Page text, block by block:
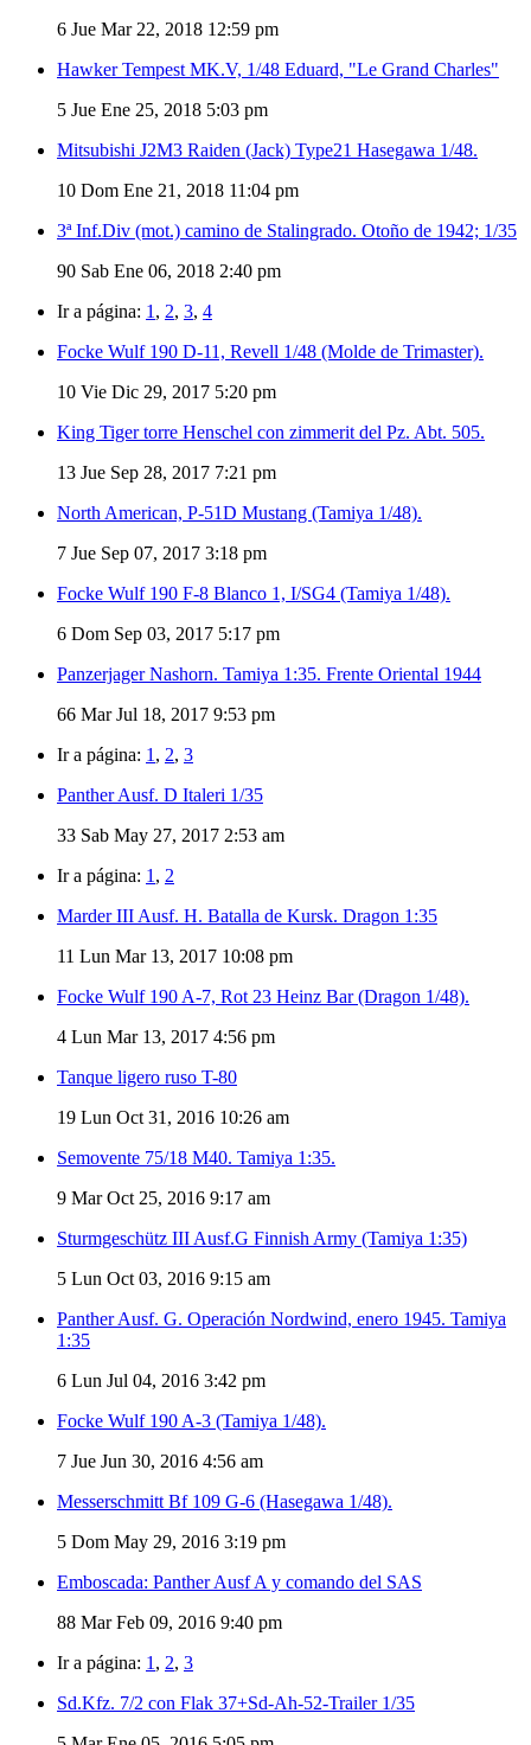
6 Jue Mar 22, 2018 12:59 pm
Hawker Tempest MK.V, 1/48 Eduard, "Le Grand Charles"
5 Jue Ene 25, 2018 5:03 pm
Mitsubishi J2M3 Raiden (Jack) Type21 Hasegawa 1/48.
10 Dom Ene 21, 2018 11:04 pm
3ª Inf.Div (mot.) camino de Stalingrado. Otoño de 1942; 1/35
90 Sab Ene 06, 2018 2:40 pm
Ir a página: 1 , 2, 3, 4
Focke Wulf 190 D-11, Revell 1/48 (Molde de Trimaster).
10 Vie Dic 29, 2017 5:20 pm
King Tiger torre Henschel con zimmerit del Pz. Abt. 505.
13 Jue Sep 28, 2017 7:21 pm
North American, P-51D Mustang (Tamiya 1/48).
7 Jue Sep 07, 2017 3:18 pm
Focke Wulf 190 F-8 Blanco 1, I/SG4 (Tamiya 1/48).
6 Dom Sep 03, 2017 5:17 pm
Panzerjager Nashorn. Tamiya 1:35. Frente Oriental 1944
66 Mar Jul 18, 2017 9:53 pm
Ir a página: 1 , 2, 3
Panther Ausf. D Italeri 1/35
33 Sab May 27, 2017 2:53 am
Ir a página: 1 , 2
Marder III Ausf. H. Batalla de Kursk. Dragon 1:35
11 Lun Mar 13, 2017 10:08 pm
Focke Wulf 190 A-7, Rot 23 Heinz Bar (Dragon 1/48).
4 Lun Mar 13, 2017 4:56 pm
Tanque ligero ruso T-80
19 Lun Oct 31, 2016 10:26 am
Semovente 75/18 M40. Tamiya 1:35.
9 Mar Oct 25, 2016 9:17 am
Sturmgeschütz III Ausf.G Finnish Army (Tamiya 1:35)
5 Lun Oct 03, 2016 9:15 am
Panther Ausf. G. Operación Nordwind, enero 1945. Tamiya
1:35
6 Lun Jul 04, 2016 3:42 pm
Focke Wulf 190 A-3 (Tamiya 1/48).
7 Jue Jun 30, 2016 4:56 am
Messerschmitt Bf 109 G-6 (Hasegawa 1/48).
5 Dom May 29, 2016 3:19 pm
Emboscada: Panther Ausf A y comando del SAS
88 Mar Feb 09, 2016 9:40 pm
Ir a página: 1 , 2, 3
Sd.Kfz. 7/2 con Flak 37+Sd-Ah-52-Trailer 1/35